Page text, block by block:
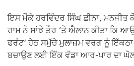
ਇਸ ਮੌਕੇ ਹਰਵਿੰਦਰ ਸਿੰਘ ਛੀਨਾ, ਮਨਜੀਤ
ਰਾਮ ਨੇ ਸਾਂਝੇ ਤੌਰ ‘ਤੇ ਐਲਾਨ ਕੀਤਾ ਕਿ
ਫਰੰਟ’ ਹੇਠ ਸਮੁੱਚੇ ਮੁਲਾਜ਼ਮ ਵਰਗ ਨੂੰ
ਬਚਾਉਣ ਲਈ ਇੱਕ ਵੱਡਾ ਆਰ-ਪਾਰ ਦਾ ਘੋਲ